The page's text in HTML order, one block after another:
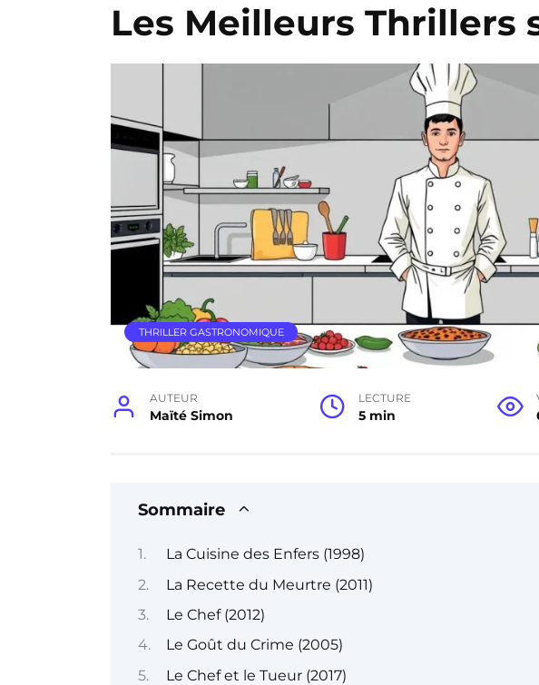
Les Meilleurs Thrillers
THRILLER GASTRONOMIQUE
AUTEUR
Maïté Simon
LECTURE
5 min
Sommaire
La Cuisine des Enfers (1998)
La Recette du Meurtre (2011)
Le Chef (2012)
Le Goût du Crime (2005)
Le Chef et le Tueur (2017)